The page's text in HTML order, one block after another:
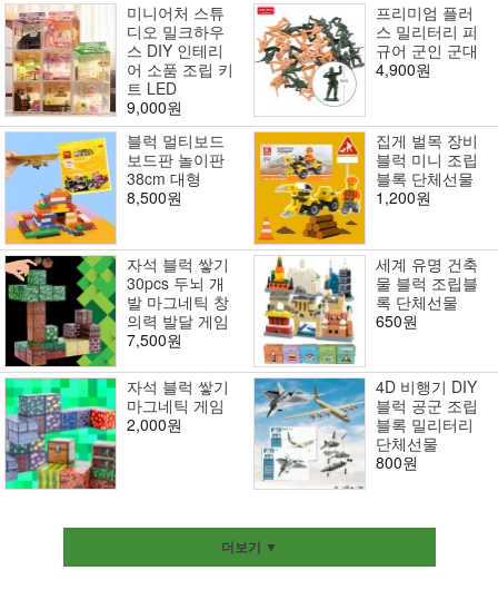
미니어처 스튜
디오 밀크하우
스 DIY 인테리
어 소품 조립 키
트 LED
9,000원
프리미엄 플러
스 밀리터리 피
규어 군인 군대
4,900원
블럭 멀티보드
보드판 놀이판
38cm 대형
8,500원
집게 벌목 장비
블럭 미니 조립
블록 단체선물
1,200원
자석 블럭 쌓기
30pcs 두뇌 개
발 마그네틱 창
의력 발달 게임
7,500원
세계 유명 건축
물 블럭 조립블
록 단체선물
650원
자석 블럭 쌓기
마그네틱 게임
2,000원
4D 비행기 DIY
블럭 공군 조립
블록 밀리터리
단체선물
800원
더보기 ▼